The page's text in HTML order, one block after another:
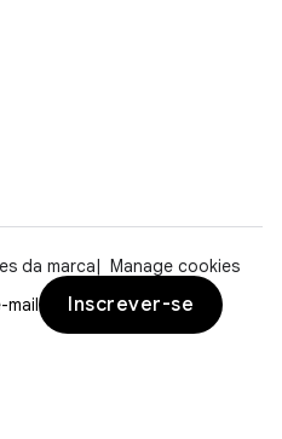
da marca
Manage cookies
mail
Inscrever-se